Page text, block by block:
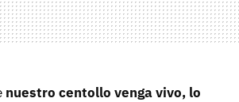
nuestro centollo venga vivo, lo